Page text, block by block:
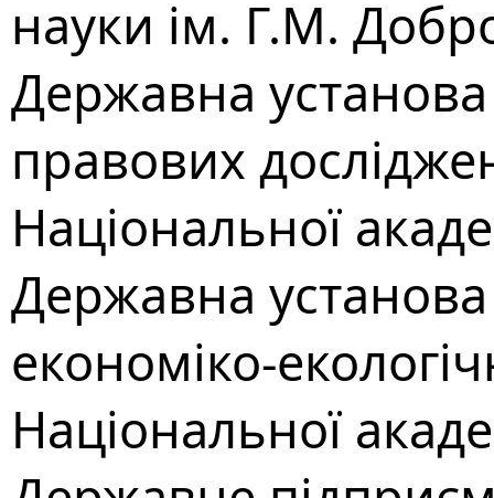
науки ім. Г.М.
Державна установа
правових
Національної
Державна установа
економіко-
Національної